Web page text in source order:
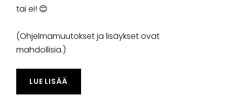
tai ei! 😊
(Ohjelmamuutokset ja lisäykset ovat
mahdollisia.)
LUE LISÄÄ